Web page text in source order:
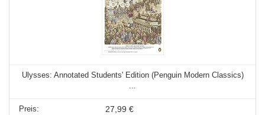
Ulysses: Annotated Students' Edition (Penguin Modern Classics)
...
27,99 €